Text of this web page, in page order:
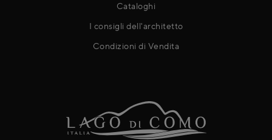
Cataloghi
I consigli dell'architetto
Condizioni di Vendita